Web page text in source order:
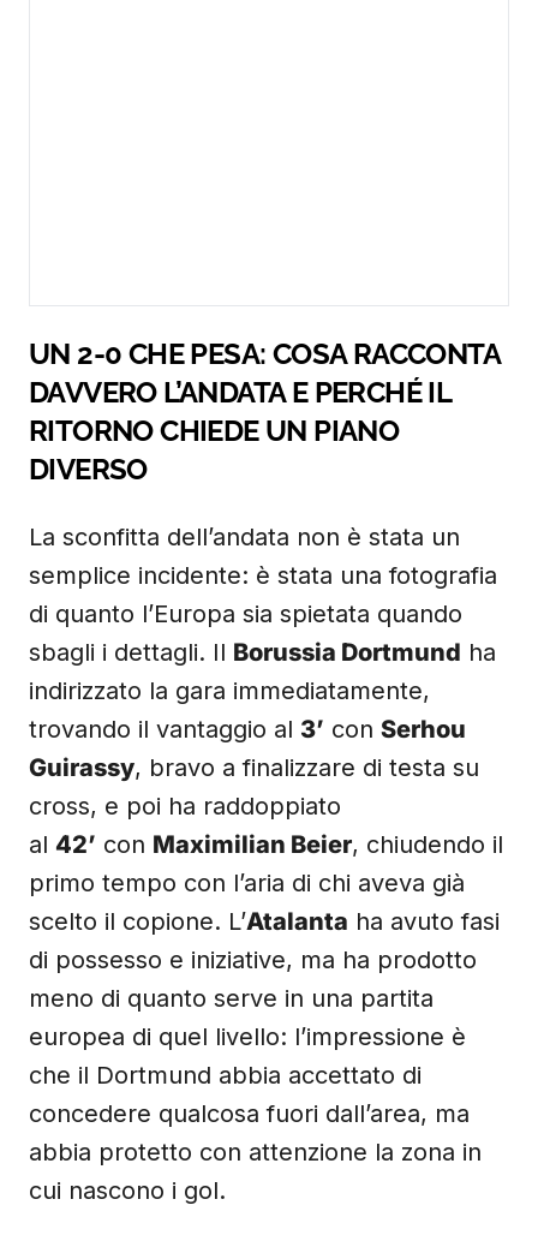
UN 2-0 CHE PESA: COSA RACCONTA
DAVVERO L’ANDATA E PERCHÉ IL
RITORNO CHIEDE UN PIANO
DIVERSO
La sconfitta dell’andata non è stata un
semplice incidente: è stata una fotografia
di quanto l’Europa sia spietata quando
sbagli i dettagli. Il Borussia Dortmund ha
indirizzato la gara immediatamente,
trovando il vantaggio al 3’ con Serhou
Guirassy, bravo a finalizzare di testa su
cross, e poi ha raddoppiato
al 42’ con Maximilian Beier, chiudendo il
primo tempo con l’aria di chi aveva già
scelto il copione. L’Atalanta ha avuto fasi
di possesso e iniziative, ma ha prodotto
meno di quanto serve in una partita
europea di quel livello: l’impressione è
che il Dortmund abbia accettato di
concedere qualcosa fuori dall’area, ma
abbia protetto con attenzione la zona in
cui nascono i gol.